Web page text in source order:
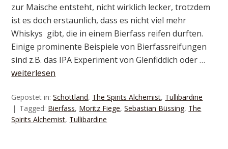
zur Maische entsteht, nicht wirklich lecker, trotzdem
ist es doch erstaunlich, dass es nicht viel mehr
Whiskys gibt, die in einem Bierfass reifen durften.
Einige prominente Beispiele von Bierfassreifungen
sind z.B. das IPA Experiment von Glenfiddich oder …
weiterlesen
Gepostet in:Schottland, The Spirits Alchemist, Tullibardine
Tagged: Bierfass, Moritz Fiege,Sebastian Büssing, The
Spirits Alchemist, Tullibardine